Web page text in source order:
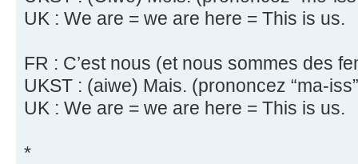
UK : We are = we are here = This is us.
FR : C’est nous (et nous sommes des
UKST : (aiwe) Mais. (prononcez “ma-
UK : We are = we are here = This is us.
*